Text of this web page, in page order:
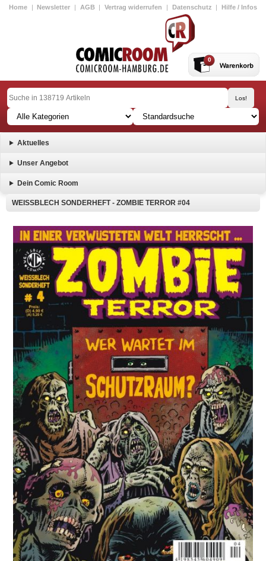
Home | Newsletter | AGB | Vertrag widerrufen | Datenschutz | Hilfe / Infos
0
Aktuelles
Unser Angebot
Dein Comic Room
WEISSBLECH SONDERHEFT - ZOMBIE TERROR #04